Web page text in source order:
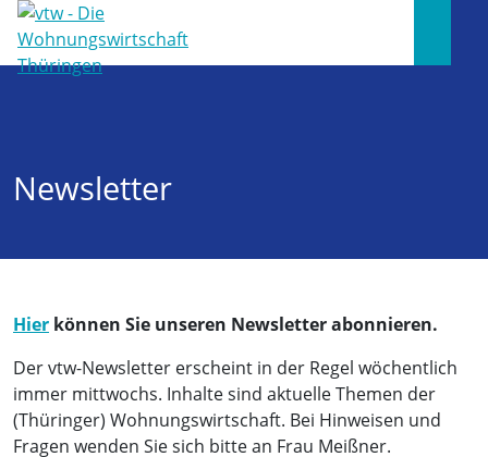
Newsletter
Hier können Sie unseren Newsletter abonnieren.
Der vtw-Newsletter erscheint in der Regel wöchentlich
immer mittwochs. Inhalte sind aktuelle Themen der
(Thüringer) Wohnungswirtschaft. Bei Hinweisen und
Fragen wenden Sie sich bitte an Frau Meißner.